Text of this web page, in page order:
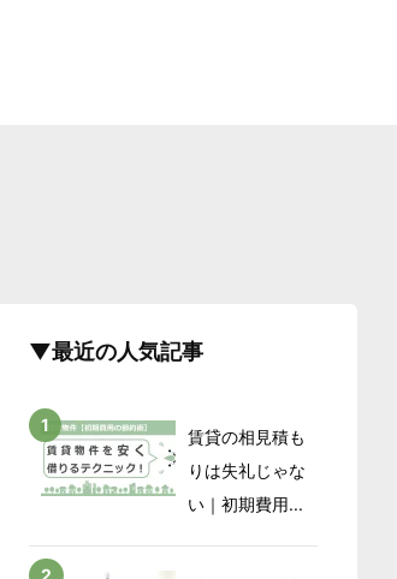
▼最近の人気記事
賃貸の相見積も
りは失礼じゃな
い｜初期費用...